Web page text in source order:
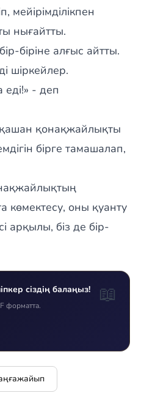
мейірімділікпен
нығайтты.
біріне алғыс айтты.
шіркейлер.
еді!» - деп
қонақжайлықты
бірге тамашалап,
оны қуанту
арқылы, біз де бір-
сіздің балаңыз!
форматта. 📖